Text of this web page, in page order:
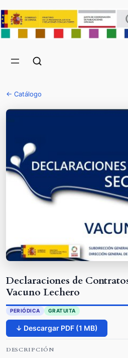
← Catálogo
Declaraciones de
Vacuno Lechero
PERIÓDICA GRATUITA
↓ Descargar PDF (1 MB)
DESCRIPCIÓN